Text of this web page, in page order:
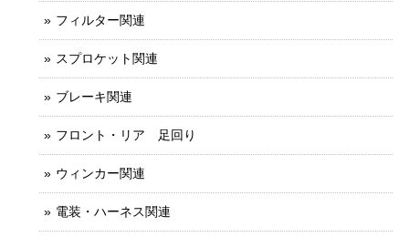
フィルター関連
スプロケット関連
ブレーキ関連
フロント・リア 足回り
ウィンカー関連
電装・ハーネス関連